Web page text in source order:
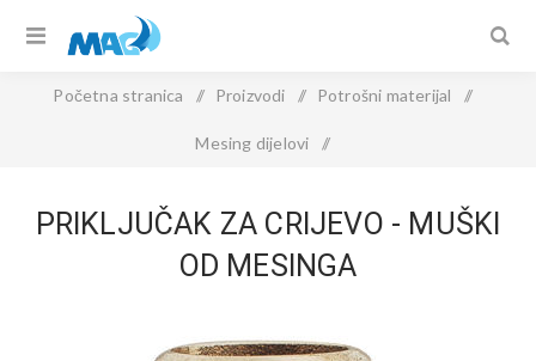
Početna stranica / Proizvodi / Potrošni materijal /
Mesing dijelovi /
PRIKLJUČAK ZA CRIJEVO - MUŠKI
OD MESINGA